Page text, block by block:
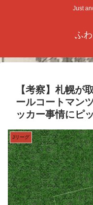
Just
ふ
【考察】札幌が
ールコートマン
ッカー事情にピ
Jリーグ